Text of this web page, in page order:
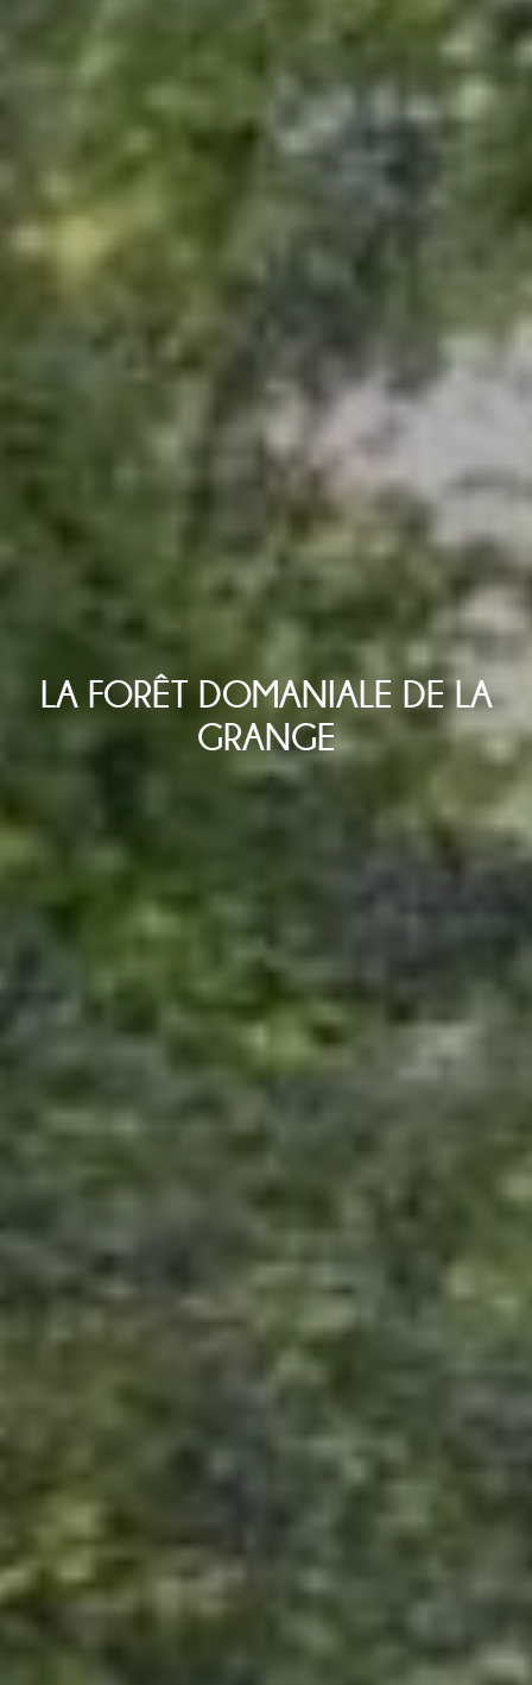
LA FORÊT DOMANIALE DE LA
GRANGE